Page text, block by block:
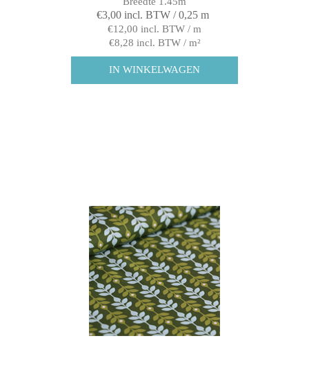
€3,00 incl. BTW / 0,25 m
€12,00 incl. BTW / m
€8,28 incl. BTW / m²